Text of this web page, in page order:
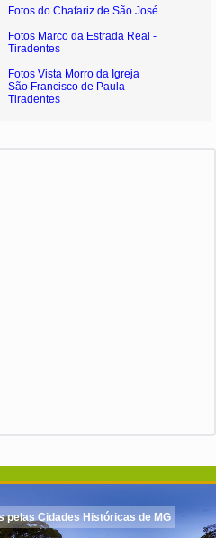
Fotos do Chafariz de São José
Fotos Marco da Estrada Real -
Tiradentes
Fotos Vista Morro da Igreja
São Francisco de Paula -
Tiradentes
pelas Cidades Históricas de MG